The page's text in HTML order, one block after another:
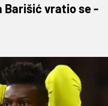
Barišić vratio se -